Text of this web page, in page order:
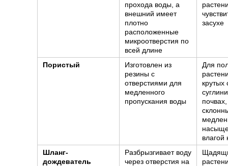
прохода воды, а
внешний имеет
плотно
расположенные
микроотверстия по
всей длине
засухе
Пористый
Изготовлен из
резины с
отверстиями для
медленного
пропускания воды
Для
крутых
почвах,
влагой
Шланг-
дождеватель
Разбрызгивает воду
через отверстия на